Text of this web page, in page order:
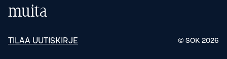
muita
TILAA UUTISKIRJE © SOK 2026